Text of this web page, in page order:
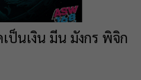
ป็นเงิน มีน มังกร พิจิก